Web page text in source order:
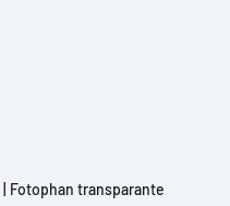
Fotophan transparante